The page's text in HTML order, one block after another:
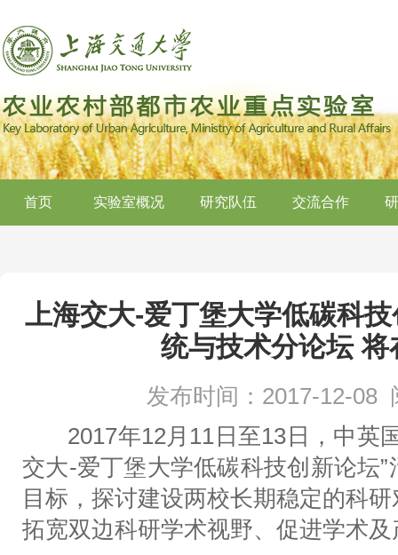
首页 实验室概况 研究队伍 交流合作
上海交大-爱丁堡大学低碳科
统与技术分论坛
发布时间：2017-12-08
2017年12月11日至13日，中英
交大-爱丁堡大学低碳科技创新论坛
目标，探讨建设两校长期稳定的科
拓宽双边科研学术视野、促进学术